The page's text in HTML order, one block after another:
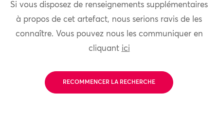
Si vous disposez de renseignements supplémentaires
à propos de cet artefact, nous serions ravis de les
connaître. Vous pouvez nous les communiquer en
cliquant ici
RECOMMENCER LA RECHERCHE